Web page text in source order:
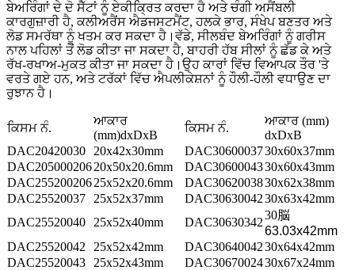
ਬੇਅਰਿੰਗਾਂ ਦੇ ਦੋ ਸੈੱਟਾਂ ਨੂੰ ਏਕੀਕ੍ਰਿਤ ਕਰਦਾ ਹੈ ਅਤੇ ਚੰਗੀ ਅਸੈਂਬਲੀ
ਕਾਰਗੁਜ਼ਾਰੀ ਹੈ, ਕਲੀਅਰੈਂਸ ਐਡਜਸਟਮੈਂਟ, ਹਲਕੇ ਭਾਰ, ਸੰਖੇਪ ਬਣਤਰ ਅਤੇ
ਲੋਡ ਸਮਰੱਥਾ ਨੂੰ ਖਤਮ ਕਰ ਸਕਦਾ ਹੈ।ਵੱਡੇ, ਸੀਲਬੰਦ ਬੇਅਰਿੰਗਾਂ ਨੂੰ ਗਰੀਸ
ਨਾਲ ਪਹਿਲਾਂ ਤੋਂ ਲੋਡ ਕੀਤਾ ਜਾ ਸਕਦਾ ਹੈ, ਬਾਹਰੀ ਹੱਬ ਸੀਲਾਂ ਨੂੰ ਛੱਡ ਕੇ ਅਤੇ
ਰੱਖ-ਰਖਾਅ-ਮੁਕਤ ਕੀਤਾ ਜਾ ਸਕਦਾ ਹੈ।ਉਹ ਕਾਰਾਂ ਵਿੱਚ ਵਿਆਪਕ ਤੌਰ 'ਤੇ
ਵਰਤੇ ਗਏ ਹਨ, ਅਤੇ ਟਰੱਕਾਂ ਵਿੱਚ ਐਪਲੀਕੇਸ਼ਨਾਂ ਨੂੰ ਹੌਲੀ-ਹੌਲੀ ਵਧਾਉਣ ਦਾ
ਰੁਝਾਨ ਹੈ।
ਕਿਸਮ ਨੰ.
ਆਕਾਰ
(mm)dxDxB
ਕਿਸਮ ਨੰ.
ਆਕਾਰ (mm)
dxDxB
DAC20420030
20x42x30mm DAC3060003730x60x37mm
DAC20500020620x50x20.6mm DAC3060004330x60x43mm
DAC25520020625x52x20.6mm DAC3062003830x62x38mm
DAC25520037
25x52x37mm DAC3063004230x63x42mm
DAC25520040
25x52x40mm DAC30630342
30脳
63.03x42mm
DAC25520042
25x52x42mm DAC3064004230x64x42mm
DAC25520043
25x52x43mm DAC3067002430x67x24mm